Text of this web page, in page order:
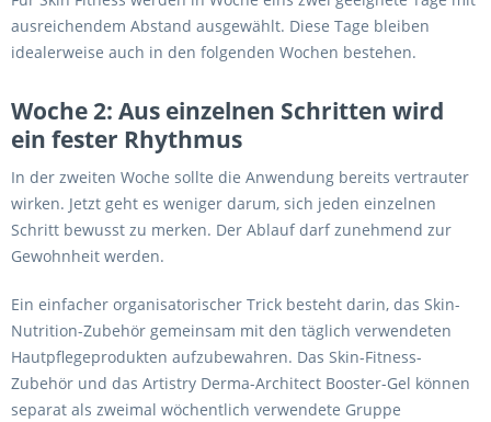
ausreichendem Abstand ausgewählt. Diese Tage bleiben
idealerweise auch in den folgenden Wochen bestehen.
Woche 2: Aus einzelnen Schritten wird
ein fester Rhythmus
In der zweiten Woche sollte die Anwendung bereits vertrauter
wirken. Jetzt geht es weniger darum, sich jeden einzelnen
Schritt bewusst zu merken. Der Ablauf darf zunehmend zur
Gewohnheit werden.
Ein einfacher organisatorischer Trick besteht darin, das Skin-
Nutrition-Zubehör gemeinsam mit den täglich verwendeten
Hautpflegeprodukten aufzubewahren. Das Skin-Fitness-
Zubehör und das Artistry Derma-Architect Booster-Gel können
separat als zweimal wöchentlich verwendete Gruppe